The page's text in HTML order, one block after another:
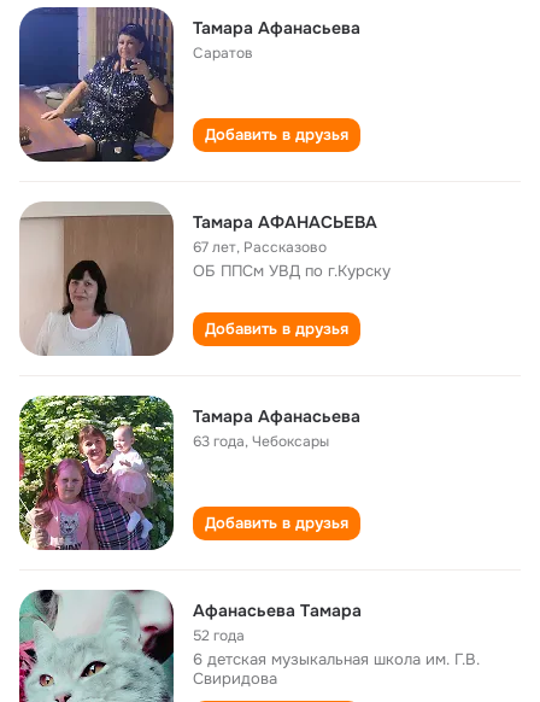
Тамара Афанасьева
Саратов
Добавить в друзья
Тамара АФАНАСЬЕВА
67 лет, Рассказово
ОБ ППСм УВД по г.Курску
Добавить в друзья
Тамара Афанасьева
63 года,Чебоксары
Добавить в друзья
Aфaнасьева Тaмaра
52 года
6 детская музыкальная школа им. Г.В.
Свиридова